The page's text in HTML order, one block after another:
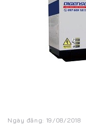
Ngày đăng: 19/08/2018